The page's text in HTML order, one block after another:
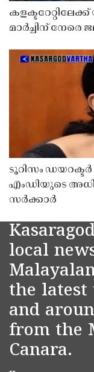
മാർച്ചിന് നേരെ
ടൂറിസം
എംഡിയുടെ
സർക്കാർ
local
the latest
and
from the
Canara.